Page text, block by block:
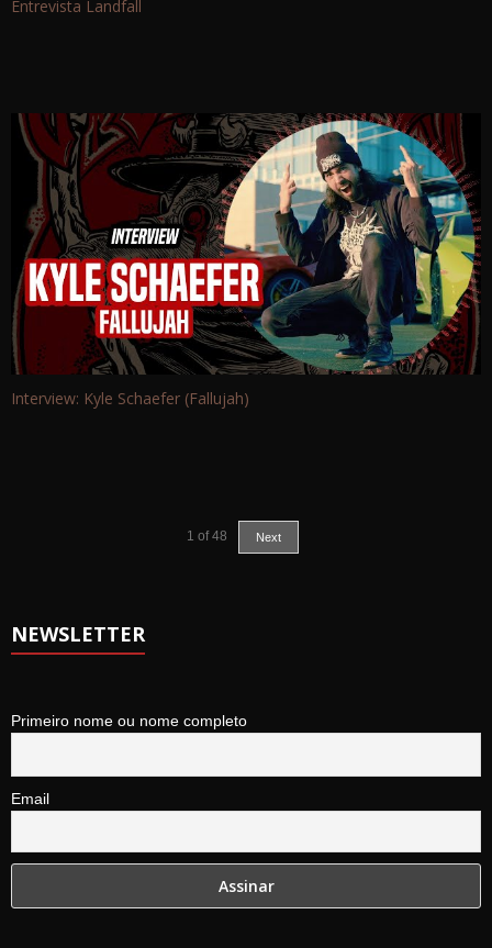
Entrevista Landfall
Interview: Kyle Schaefer (Fallujah)
1 of 48 Next
NEWSLETTER
Primeiro nome ou nome completo
Email